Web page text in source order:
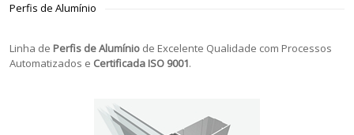
Perfis de Alumínio
Linha de Perfis de Alumínio de Excelente Qualidade com Processos
Automatizados e Certificada ISO 9001.